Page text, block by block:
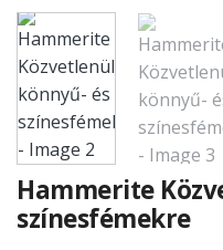
Hammerite
színesfémekre